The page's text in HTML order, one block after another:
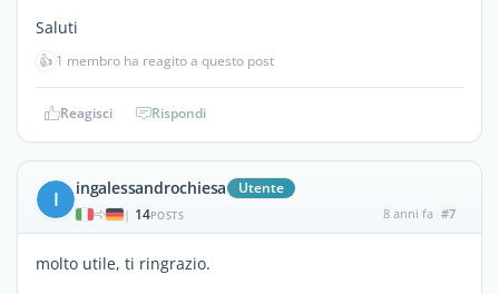
Saluti
👍 1 membro ha reagito a questo post
Reagisci Rispondi
I ingalessandrochiesa Utente
| 14POSTS 8 anni fa #7
molto utile, ti ringrazio.